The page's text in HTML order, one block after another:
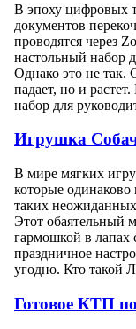
В эпоху цифровых
документов
проводятся через
настольный набор
Однако это не так.
падает, но и
набор для
Игрушка
В мире мягких
которые
таких
Этот обаятельный
гармошкой в лапах
праздничное
угодно. Кто такой
Готовое КТП